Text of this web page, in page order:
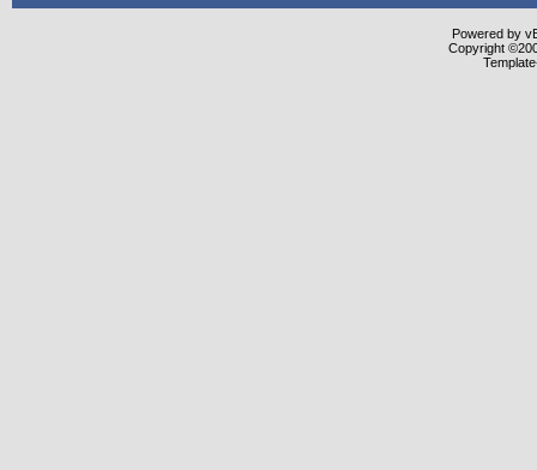
Powered by
Copyright